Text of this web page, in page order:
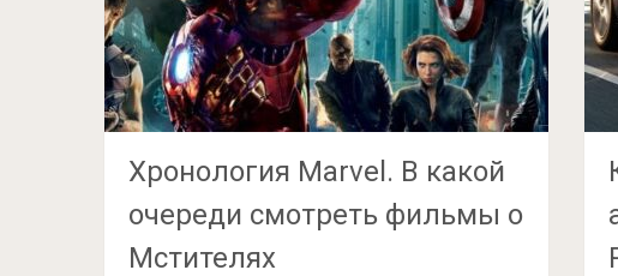
Хронология Marvel. В какой
очереди смотреть фильмы о
Мстителях